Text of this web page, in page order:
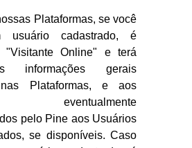
Plataformas, se você
cadastrado, é
"Visitante Online" e terá
informações gerais
nas Plataformas, e aos
eventualmente
pelo Pine aos Usuários
se disponíveis. Caso